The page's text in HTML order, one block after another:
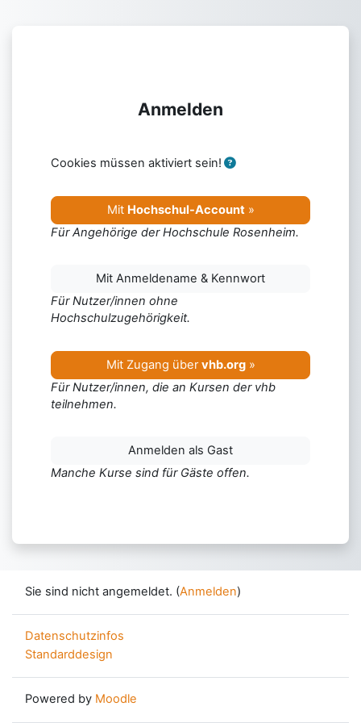
Anmelden
Cookies müssen aktiviert sein!
Mit Hochschul-Account»
Für Angehörige der Hochschule Rosenheim.
Mit Anmeldename & Kennwort
Für Nutzer/innen ohne
Hochschulzugehörigkeit.
Mit Zugang übervhb.org»
Für Nutzer/innen, die an Kursen der vhb
teilnehmen.
Anmelden als Gast
Manche Kurse sind für Gäste offen.
Sie sind nicht angemeldet. (Anmelden)
Datenschutzinfos
Standarddesign
Powered by Moodle